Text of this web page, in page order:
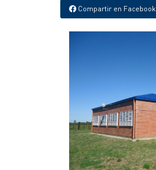
Compartir en Facebook